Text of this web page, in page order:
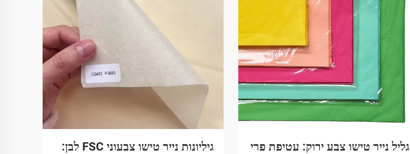
גליל נייר טישו צבע ירוק: עטיפת פרי גיליונות נייר טישו צבעוני FSC לבן: